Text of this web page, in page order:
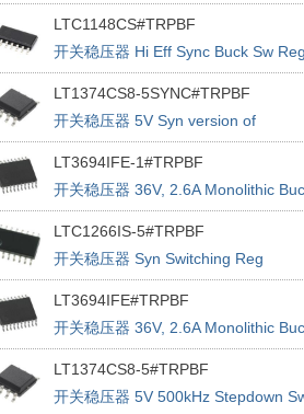
Controller
LTC1148CS#TRPBF
开关稳压器 Hi Eff Sync Buck Sw
LT1374CS8-5SYNC#TRPBF
开关稳压器 5V Syn version of
LT1374-5
LT3694IFE-1#TRPBF
开关稳压器 36V, 2.6A Monolithic
Regulator With Dual LDO
LTC1266IS-5#TRPBF
开关稳压器 Syn Switching Reg
Controller
LT3694IFE#TRPBF
开关稳压器 36V, 2.6A Monolithic
Regulator With Dual LDO
LT1374CS8-5#TRPBF
开关稳压器 5V 500kHz Stepdown